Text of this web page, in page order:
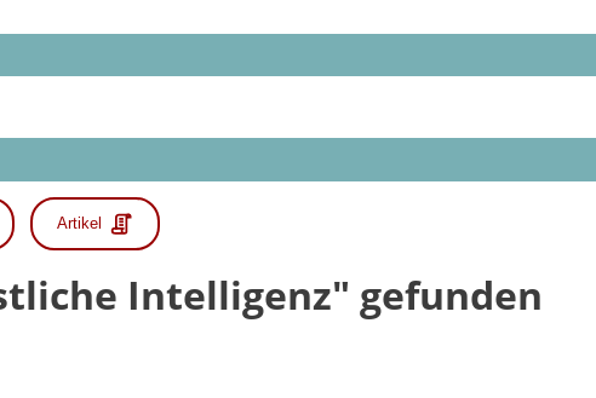
Artikel
Intelligenz" gefunden